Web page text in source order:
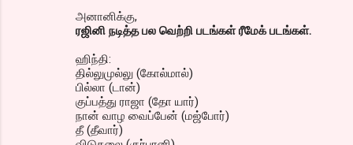
அனானிக்கு,
ரஜினி நடித்த பல வெற்றி படங்கள் ரீமேக் படங்கள்.
ஹிந்தி:
தில்லுமுல்லு (கோல்மால்)
பில்லா (டான்)
குப்பத்து ராஜா (தோ யார்)
நான் வாழ வைப்பேன் (மஜ்போர்)
தீ (தீவார்)